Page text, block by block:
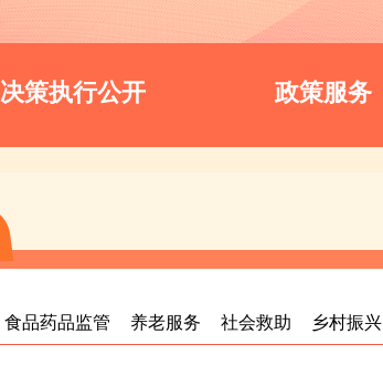
决策执行公开 政策服务
食品药品监管 养老服务 社会救助 乡村振兴